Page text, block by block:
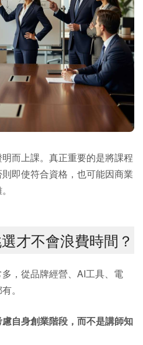
而上課。真正重要的是將課程
即使符合資格，也可能因商業
才不會浪費時間？
，從品牌經營、AI工具、電
。
自身創業階段，而不是講師知